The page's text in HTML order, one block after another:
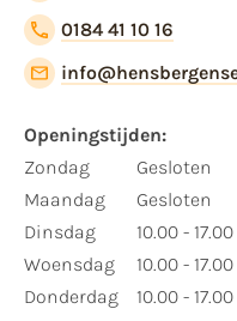
0184 41 10 16
Openingstijden:
Zondag
Maandag
Dinsdag
Woensdag
Donderdag
Gesloten
Gesloten
10.00 - 17.00
10.00 - 17.00
10.00 - 17.00